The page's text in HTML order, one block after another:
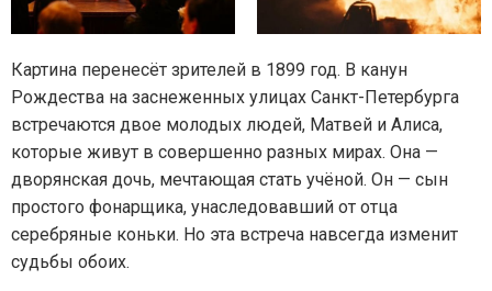
Картина перенесёт зрителей в 1899 год. В канун
Рождества на заснеженных улицах Санкт-Петербурга
встречаются двое молодых людей, Матвей и Алиса,
которые живут в совершенно разных мирах. Она —
дворянская дочь, мечтающая стать учёной. Он — сын
простого фонарщика, унаследовавший от отца
серебряные коньки. Но эта встреча навсегда изменит
судьбы обоих.